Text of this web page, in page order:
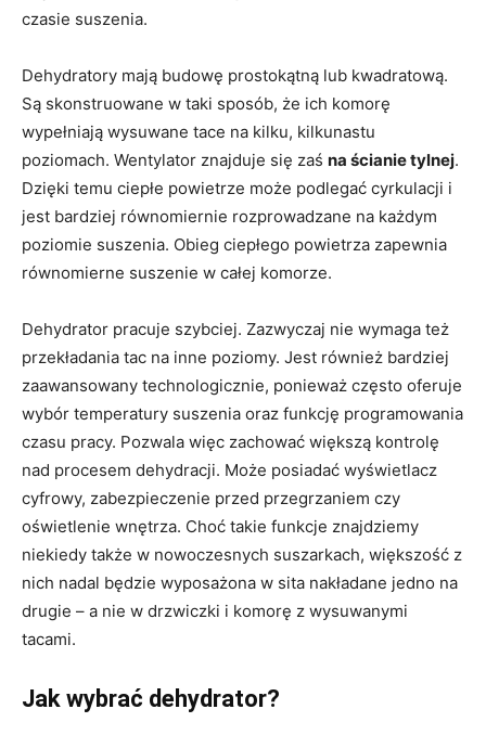
czasie suszenia.
Dehydratory mają budowę prostokątną lub kwadratową.
Są skonstruowane w taki sposób, że ich komorę
wypełniają wysuwane tace na kilku, kilkunastu
poziomach. Wentylator znajduje się zaś na ścianie tylnej.
Dzięki temu ciepłe powietrze może podlegać cyrkulacji i
jest bardziej równomiernie rozprowadzane na każdym
poziomie suszenia. Obieg ciepłego powietrza zapewnia
równomierne suszenie w całej komorze.
Dehydrator pracuje szybciej. Zazwyczaj nie wymaga też
przekładania tac na inne poziomy. Jest również bardziej
zaawansowany technologicznie, ponieważ często oferuje
wybór temperatury suszenia oraz funkcję programowania
czasu pracy. Pozwala więc zachować większą kontrolę
nad procesem dehydracji. Może posiadać wyświetlacz
cyfrowy, zabezpieczenie przed przegrzaniem czy
oświetlenie wnętrza. Choć takie funkcje znajdziemy
niekiedy także w nowoczesnych suszarkach, większość z
nich nadal będzie wyposażona w sita nakładane jedno na
drugie – a nie w drzwiczki i komorę z wysuwanymi
tacami.
Jak wybrać dehydrator?